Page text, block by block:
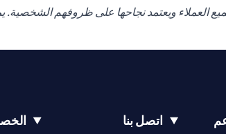
العملاء ويعتمد نجاحها على ظروفهم الشخصية.
اتصل بنا